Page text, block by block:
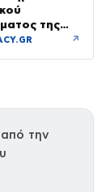
της
↗
από την